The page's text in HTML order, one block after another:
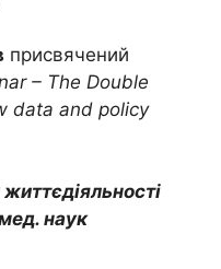
присвячений
– The Double
data and policy
наук